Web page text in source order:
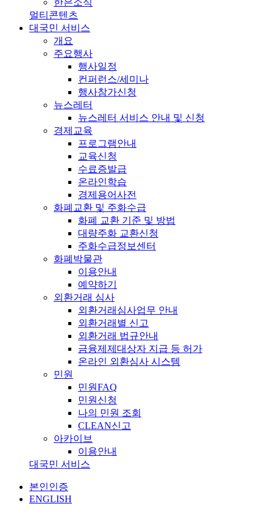
멀티콘텐츠
대국민 서비스
개요
주요행사
행사일정
컨퍼런스/세미나
행사참가신청
뉴스레터
뉴스레터 서비스 안내 및 신청
경제교육
프로그램안내
교육신청
수료증발급
온라인학습
경제용어사전
화폐교환 및 주화수급
화폐 교환 기준 및 방법
대량주화 교환신청
주화수급정보센터
화폐박물관
이용안내
예약하기
외환거래 심사
외환거래심사업무 안내
외환거래별 신고
외환거래 법규안내
금융제제대상자 지급 등 허가
온라인 외환심사 시스템
민원
민원FAQ
민원신청
나의 민원 조회
CLEAN신고
아카이브
이용안내
대국민 서비스
본인인증
ENGLISH